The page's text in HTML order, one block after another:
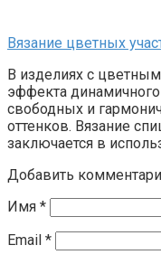
Вязание цветных
В изделиях с
эффекта
свободных и
оттенков. Вязание
заключается в
Добавить
Имя *
Email *